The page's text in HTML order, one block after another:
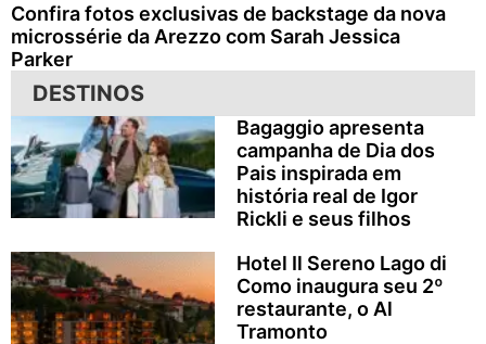
Confira fotos exclusivas de backstage da nova
microssérie da Arezzo com Sarah Jessica
Parker
DESTINOS
Bagaggio apresenta
campanha de Dia dos
Pais inspirada em
história real de Igor
Rickli e seus filhos
Hotel Il Sereno Lago di
Como inaugura seu 2º
restaurante, o Al
Tramonto